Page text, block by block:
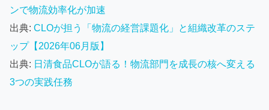
ンで物流効率化が加速
出典: CLOが担う「物流の経営課題化」と組織改革のステ
ップ【2026年06月版】
出典: 日清食品CLOが語る！物流部門を成長の核へ変える
3つの実践任務